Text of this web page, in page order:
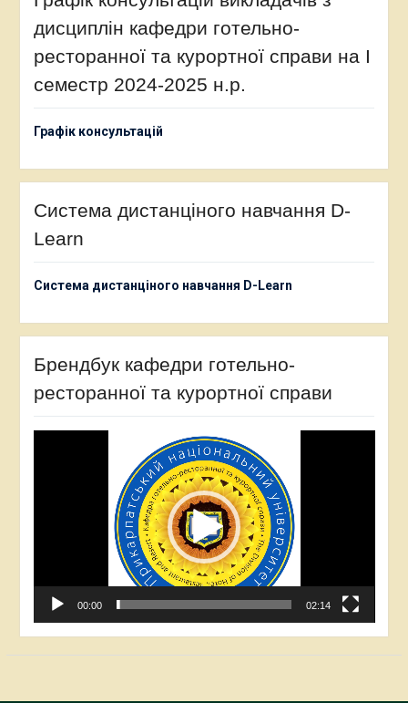
дисциплін кафедри готельно-
ресторанної та курортної справи на І
семестр 2024-2025 н.р.
Графік консультацій
Система дистанціного навчання D-
Learn
Система дистанціного навчання D-Learn
Брендбук кафедри готельно-
ресторанної та курортної справи
00:00 02:14